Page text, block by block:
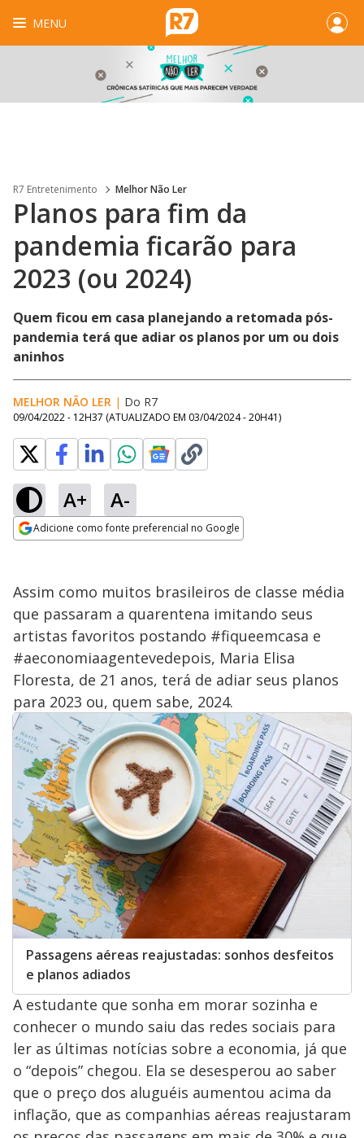
MENU
R7 Entretenimento Melhor Não Ler
Planos para fim da
pandemia ficarão para
2023 (ou 2024)
Quem ficou em casa planejando a retomada pós-
pandemia terá que adiar os planos por um ou dois
aninhos
MELHOR NÃO LER | Do R7
09/04/2022 - 12H37 (ATUALIZADO EM 03/04/2024 - 20H41)
A+ A-
Adicione como fonte preferencial no Google
Assim como muitos brasileiros de classe média
que passaram a quarentena imitando seus
artistas favoritos postando #fiqueemcasa e
#aeconomiaagentevedepois, Maria Elisa
Floresta, de 21 anos, terá de adiar seus planos
para 2023 ou, quem sabe, 2024.
Passagens aéreas reajustadas: sonhos desfeitos
e planos adiados
A estudante que sonha em morar sozinha e
conhecer o mundo saiu das redes sociais para
ler as últimas notícias sobre a economia, já que
o “depois” chegou. Ela se desesperou ao saber
que o preço dos aluguéis aumentou acima da
inflação, que as companhias aéreas reajustaram